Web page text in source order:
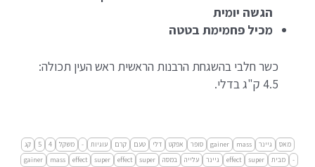
הגשה יומית
מכיל פחמימת בטטה
כשר חלבי בהשגחת הרבנות הראשית ראש העין תכולה:
4.5 ק"ג בדלי.
מאס גיינר mass
gainer סופר אפקט דלי טעם קרם עוגיות - משקל 4
5
קג
-
מבית super
effect גיינר עלייה במסה super
effect
super
effect
mass
gainer